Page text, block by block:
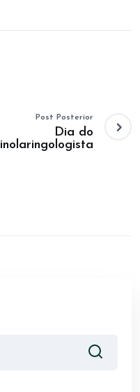
Post Posterior
Dia do